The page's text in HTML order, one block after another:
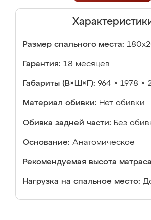
Размер спального места:
Гарантия: 18 месяцев
Габариты (В×Ш×Г): 964 × 1978 ×
Материал обивки: Нет обивки
Обивка задней части: Без
Основание: Анатомическое
Рекомендуемая высота
Нагрузка на спальное место: